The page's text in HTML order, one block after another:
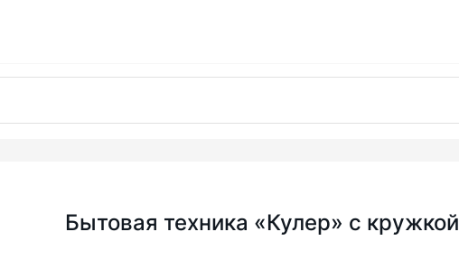
Бытовая техника «Кулер» с кружкой